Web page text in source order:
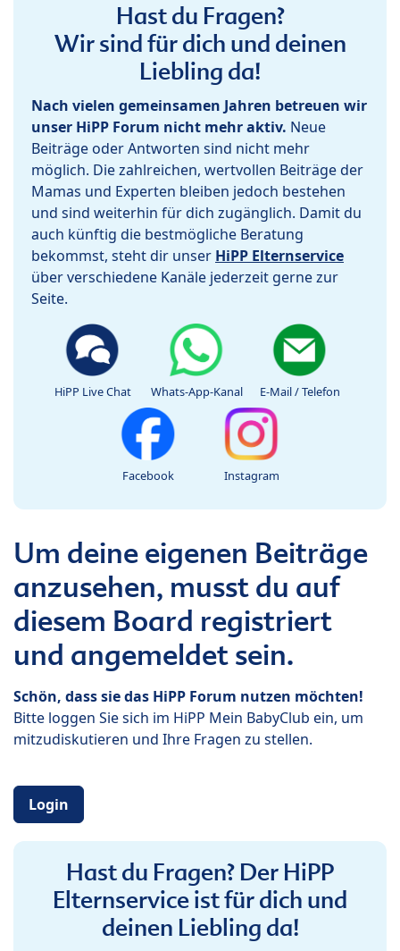
Hast du Fragen?
Wir sind für dich und deinen
Liebling da!
Nach vielen gemeinsamen Jahren betreuen wir
unser HiPP Forum nicht mehr aktiv. Neue
Beiträge oder Antworten sind nicht mehr
möglich. Die zahlreichen, wertvollen Beiträge der
Mamas und Experten bleiben jedoch bestehen
und sind weiterhin für dich zugänglich. Damit du
auch künftig die bestmögliche Beratung
bekommst, steht dir unser HiPP Elternservice
über verschiedene Kanäle jederzeit gerne zur
Seite.
HiPP Live Chat Whats-App-Kanal E-Mail / Telefon
Facebook Instagram
Um deine eigenen Beiträge
anzusehen, musst du auf
diesem Board registriert
und angemeldet sein.
Schön, dass sie das HiPP Forum nutzen möchten!
Bitte loggen Sie sich im HiPP Mein BabyClub ein, um
mitzudiskutieren und Ihre Fragen zu stellen.
Login
Hast du Fragen? Der HiPP
Elternservice ist für dich und
deinen Liebling da!